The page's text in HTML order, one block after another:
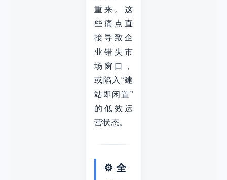
重来。这
些痛点直
接导致企
业错失市
场窗口，
或陷入“建
站即闲置”
的低效运
营状态。
⚙️ 全